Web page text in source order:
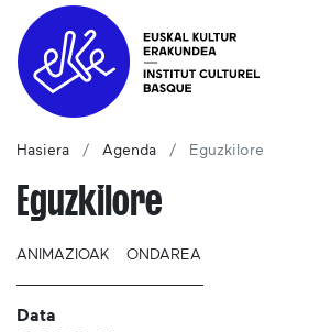
Hasiera Agenda Eguzkilore
Eguzkilore
ANIMAZIOAK ONDAREA
Data